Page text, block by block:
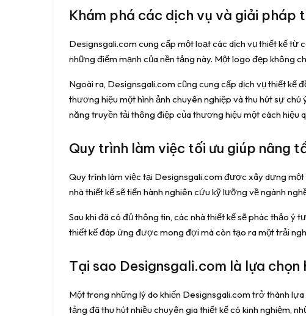
Khám phá các dịch vụ và giải pháp
Designsgali.com cung cấp một loạt các dịch vụ thiết kế từ
những điểm mạnh của nền tảng này. Một logo đẹp không
Ngoài ra, Designsgali.com cũng cung cấp dịch vụ thiết kế
thương hiệu một hình ảnh chuyên nghiệp và thu hút sự
năng truyền tải thông điệp của thương hiệu một cách hiệu
Quy trình làm việc tối ưu giúp nâng
Quy trình làm việc tại Designsgali.com được xây dựng một
nhà thiết kế sẽ tiến hành nghiên cứu kỹ lưỡng về ngành
Sau khi đã có đủ thông tin, các nhà thiết kế sẽ phác thảo
thiết kế đáp ứng được mong đợi mà còn tạo ra một trải
Tại sao Designsgali.com là lựa
Một trong những lý do khiến Designsgali.com trở thành
tảng đã thu hút nhiều chuyên gia thiết kế có kinh nghiệm,